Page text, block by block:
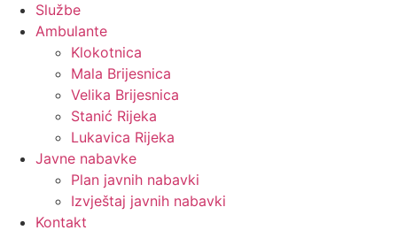
Službe
Ambulante
Klokotnica
Mala Brijesnica
Velika Brijesnica
Stanić Rijeka
Lukavica Rijeka
Javne nabavke
Plan javnih nabavki
Izvještaj javnih nabavki
Kontakt